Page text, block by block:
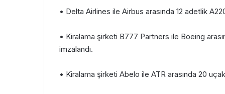
• Delta Airlines ile Airbus arasında 12 adetlik
• Kiralama şirketi B777 Partners ile Boeing
imzalandı.
• Kiralama şirketi Abelo ile ATR arasında 20